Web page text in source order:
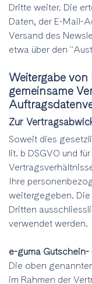
Dritte weiter. Die
Daten, der E-Mail-
Versand des
etwa über den
Weitergabe von
gemeinsame
Zur
Soweit dies
lit. b DSGVO und
Ihre
weitergegeben.
Dritten
verwendet werden.
e-guma
Die oben
im Rahmen der